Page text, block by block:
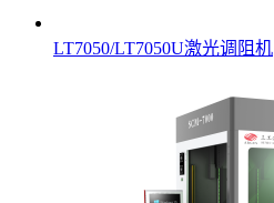
LT7050/LT7050U激光调阻机